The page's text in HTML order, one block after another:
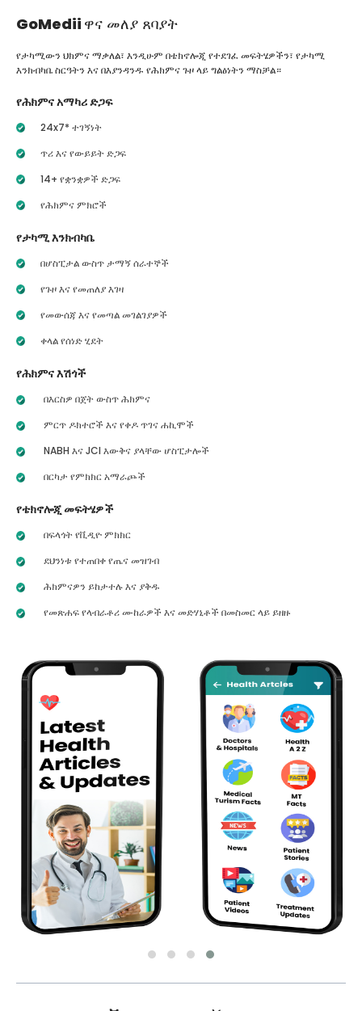
GoMedii ዋና መለያ ጸባያት
የታካሚውን ህክምና ማቃለል፣ እንዲሁም በቴክኖሎጂ የተደገፈ መፍትሄዎችን፣ የታካሚ
እንክብካቤ ስርዓትን እና በእያንዳንዱ የሕክምና ጉዞ ላይ ግልፅነትን ማስቻል።
የሕክምና አማካሪ ድጋፍ
24x7* ተገኝነት
ጥሪ እና የውይይት ድጋፍ
14+ የቋንቋዎች ድጋፍ
የሕክምና ምክሮች
የታካሚ እንክብካቤ
በሆስፒታል ውስጥ ታማኝ ሰራተኞች
የጉዞ እና የመጠለያ እገዛ
የመውሰጃ እና የመጣል መገልገያዎች
ቀላል የሰነድ ሂደት
የሕክምና እሽጎች
በእርስዎ በጀት ውስጥ ሕክምና
ምርጥ ዶክተሮች እና የቀዶ ጥገና ሐኪሞች
NABH እና JCI እውቅና ያላቸው ሆስፒታሎች
በርካታ የምክክር አማራጮች
የቴክኖሎጂ መፍትሄዎች
በፍላጎት የቪዲዮ ምክክር
ደህንነቱ የተጠበቀ የጤና መዝገብ
ሕክምናዎን ይከታተሉ እና ያቅዱ
የመጽሐፍ የላብራቶሪ ሙከራዎች እና መድሃኒቶች በመስመር ላይ ይዘዙ